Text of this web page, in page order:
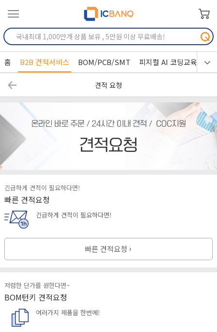
홈 B2B 견적서비스 BOM/PCB/SMT 피지컬 AI 코딩교육
견적 요청
긴급하게 견적이 필요하다면!
빠른 견적요청
긴급하게 견적이 필요하다면!
빠른 견적요청
저렴한 단가를 원한다면~
BOM턴키 견적요청
여러가지 제품을 한번에!